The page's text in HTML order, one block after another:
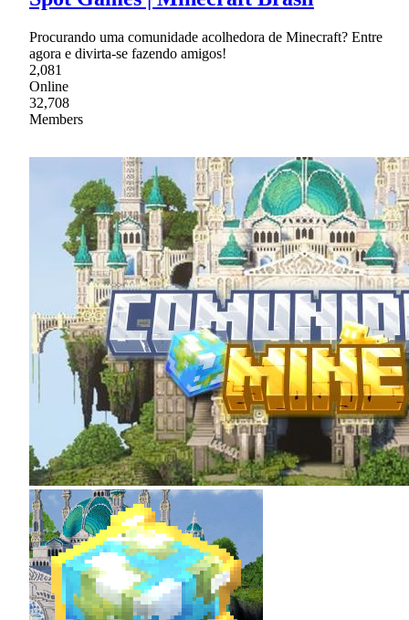
Procurando uma comunidade acolhedora de Minecraft? Entre
agora e divirta-se fazendo amigos!
2,081
Online
32,708
Members